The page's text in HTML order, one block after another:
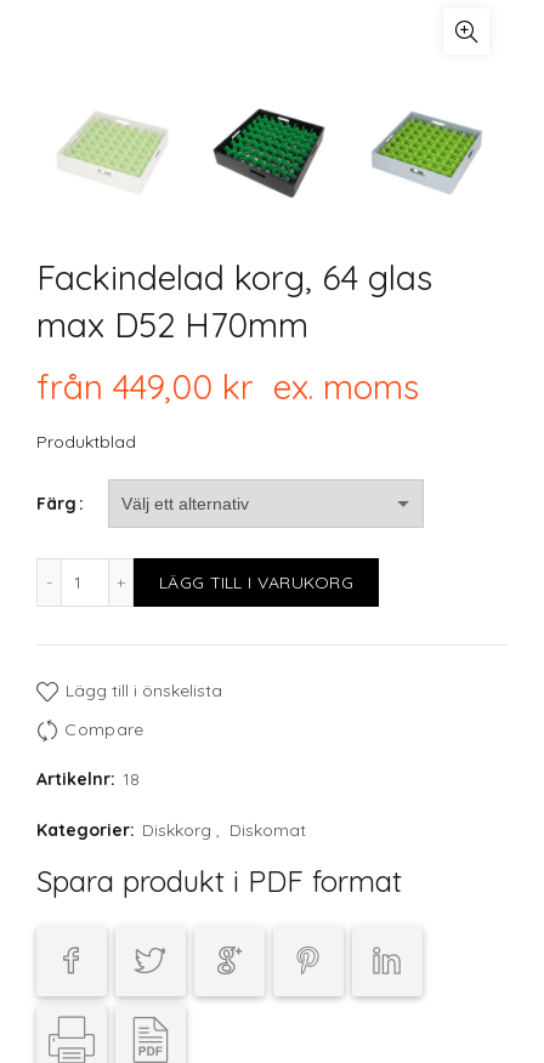
Fackindelad korg, 64 glas
max D52 H70mm
från 449,00 kr ex. moms
Produktblad
Färg
Fackindelad korg, 64 glas max D52 H70mm mängd
LÄGG TILL I VARUKORG
Lägg till i önskelista
Compare
Artikelnr: 18
Kategorier: Diskkorg , Diskomat
Spara produkt i PDF format